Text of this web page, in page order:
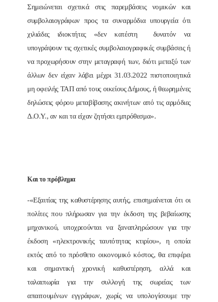
Σημειώνεται σχετικά στις παρεμβάσεις νομικών και
συμβολαιογράφων προς τα συναρμόδια υπουργεία ότι
χιλιάδες ιδιοκτήτες «δεν κατέστη δυνατόν να
υπογράψουν τις σχετικές συμβολαιογραφικές συμβάσεις ή
να προχωρήσουν στην μεταγραφή των, διότι μεταξύ των
άλλων δεν είχαν λάβει μέχρι 31.03.2022 πιστοποιητικά
μη οφειλής ΤΑΠ από τους οικείους Δήμους, ή θεωρημένες
δηλώσεις φόρου μεταβίβασης ακινήτων από τις αρμόδιες
Δ.Ο.Υ., αν και τα είχαν ζητήσει εμπρόθεσμα».
Και το πρόβλημα
-«Εξαιτίας της καθυστέρησης αυτής, επισημαίνεται ότι οι
πολίτες που πλήρωσαν για την έκδοση της βεβαίωσης
μηχανικού, υποχρεούνται να ξαναπληρώσουν για την
έκδοση «ηλεκτρονικής ταυτότητας κτιρίου», η οποία
εκτός από το πρόσθετο οικονομικό κόστος, θα επιφέρει
και σημαντική χρονική καθυστέρηση, αλλά και
ταλαιπωρία για την συλλογή της σωρείας των
απαιτουμένων εγγράφων, χωρίς να υπολογίσουμε την